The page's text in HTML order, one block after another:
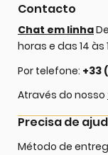
Contacto
Chat em linha
horas e das 14 às
Por telefone: +33
Através do nosso
Precisa de
Método de